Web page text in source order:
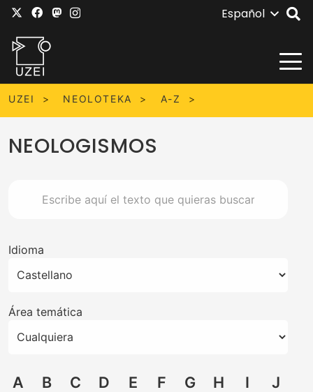
Español
UZEI NEOLOTEKA A-Z
NEOLOGISMOS
Idioma
Área temática
A B C D E F G H I
J